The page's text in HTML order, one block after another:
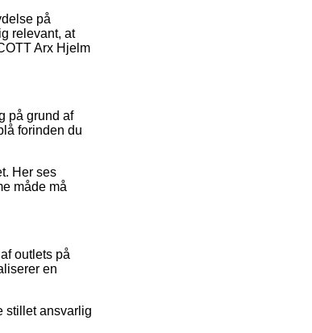
på
relevant, at
Arx Hjelm
på grund af
forinden du
Her ses
måde må
outlets på
en
stillet ansvarlig